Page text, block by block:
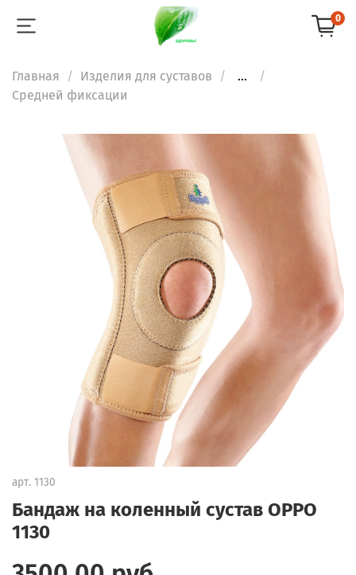
0
Главная Изделия для суставов
...
Средней фиксации
арт. 1130
Бандаж на коленный сустав OPPO
1130